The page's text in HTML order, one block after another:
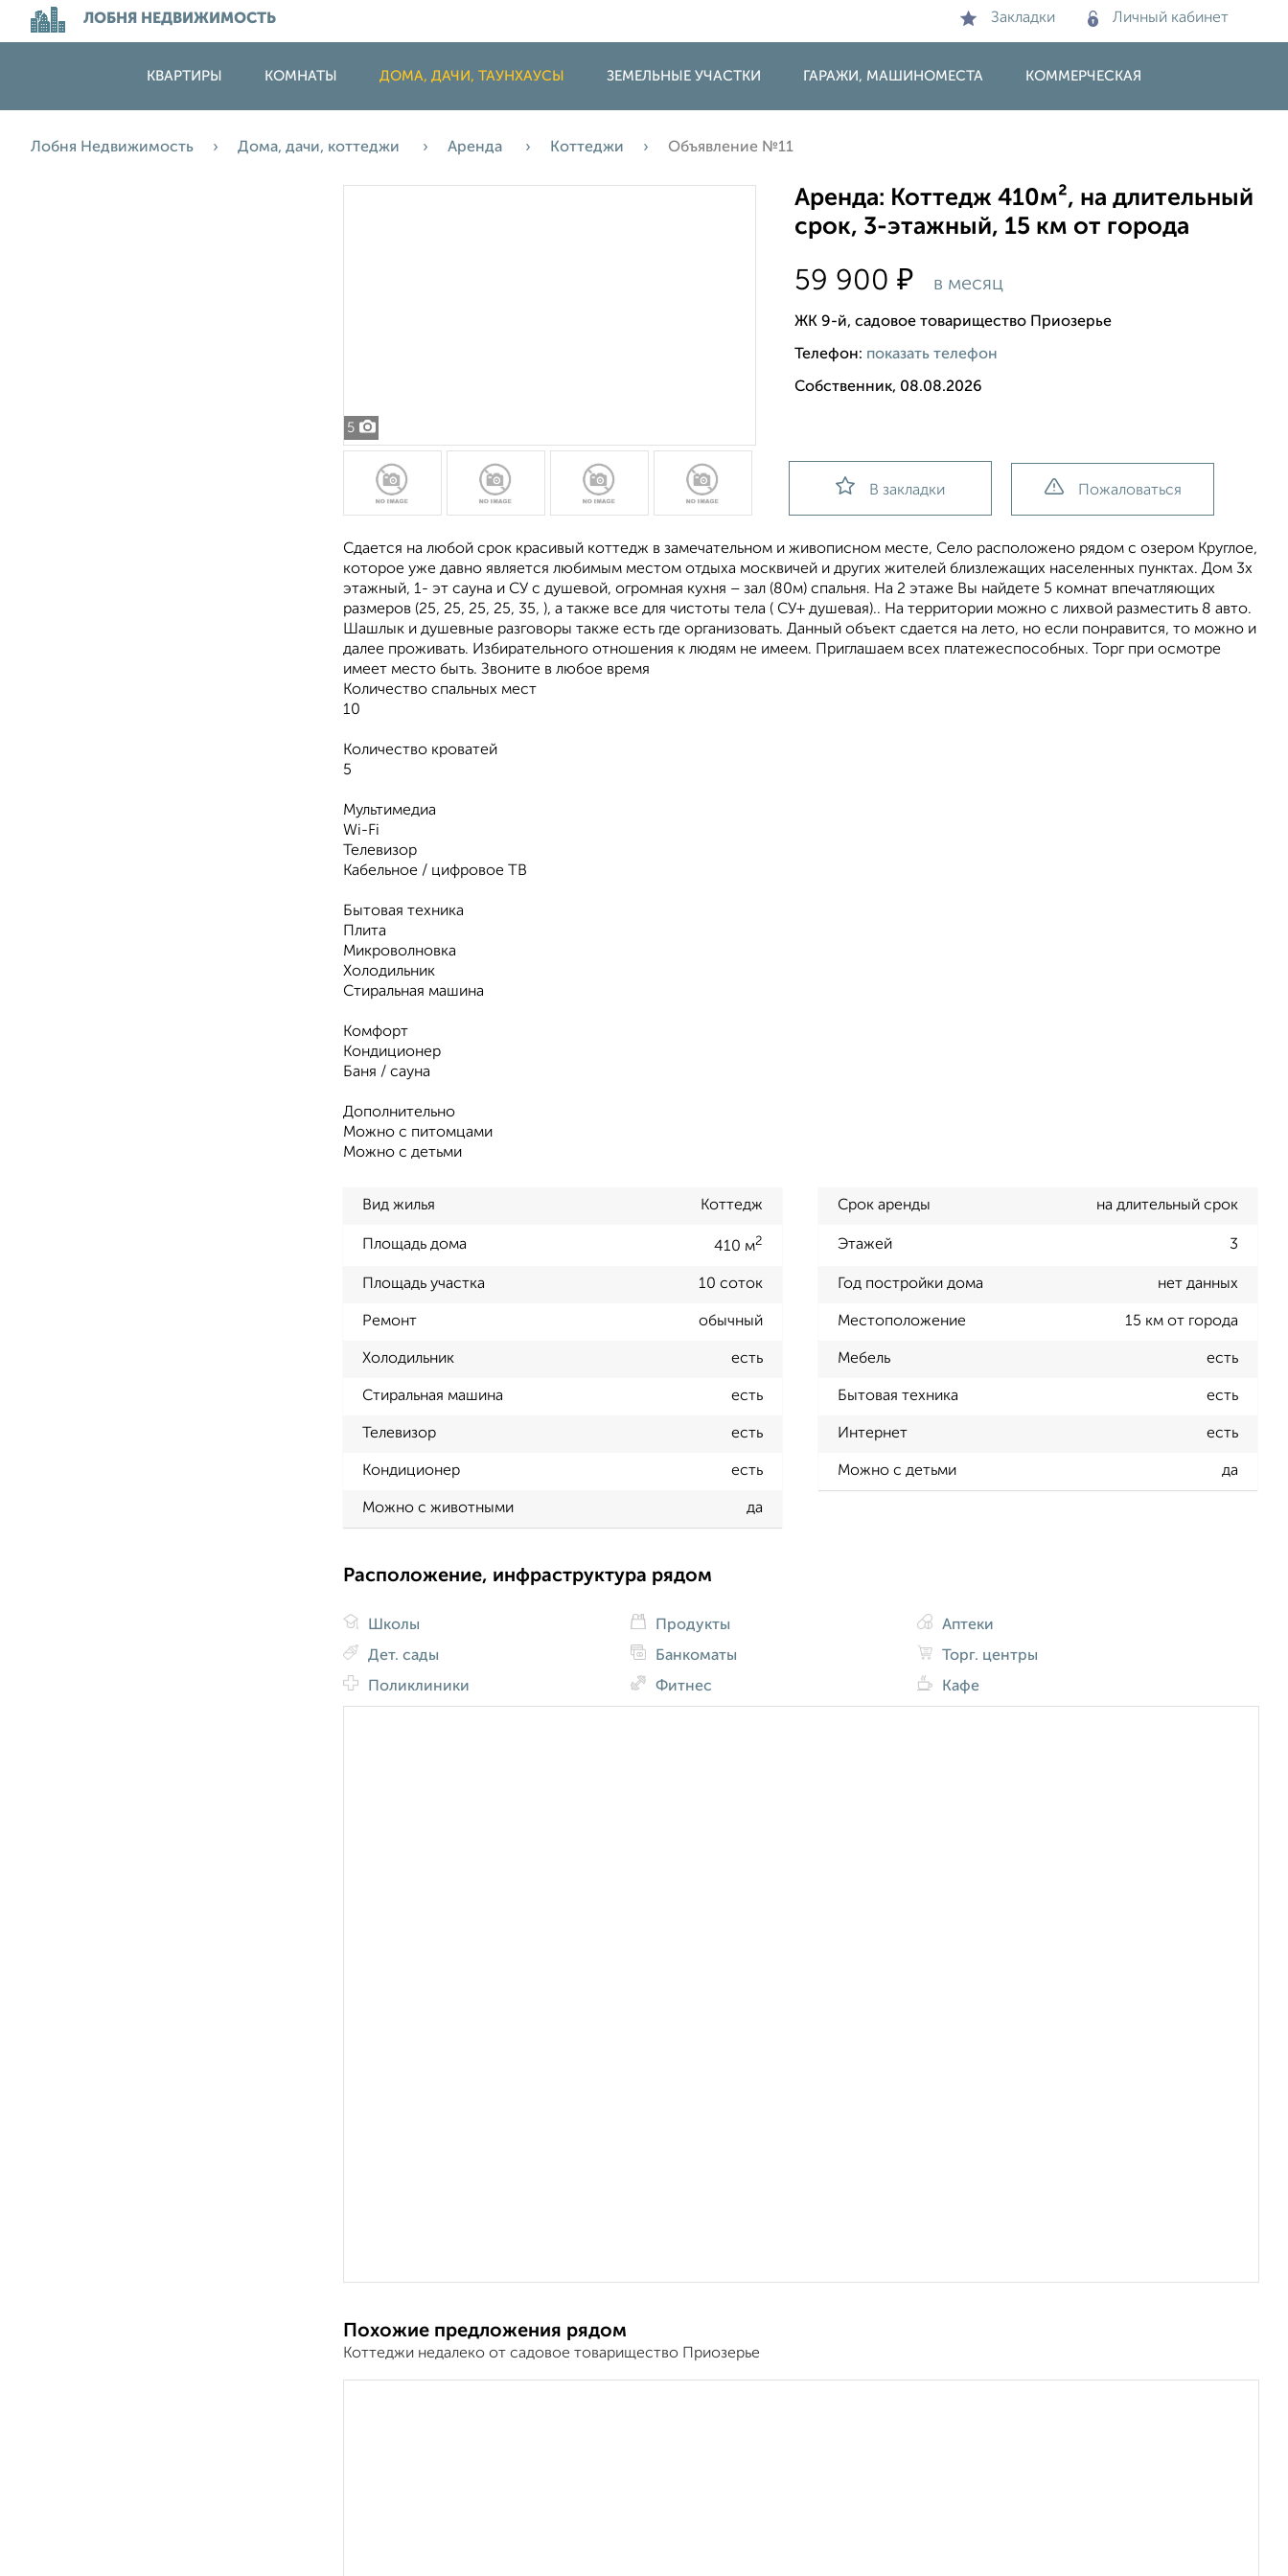
ЛОБНЯ НЕДВИЖИМОСТЬ Закладки Личный кабинет
КВАРТИРЫ КОМНАТЫ ДОМА, ДАЧИ, ТАУНХАУСЫ ЗЕМЕЛЬНЫЕ УЧАСТКИ ГАРАЖИ, МАШИНОМЕСТА КОММЕРЧЕСКАЯ
Лобня Недвижимость Дома, дачи, коттеджи Аренда Коттеджи Объявление №11
5
Аренда: Коттедж 410м², на длительный
срок, 3-этажный, 15 км от города
59 900₽ в месяц
ЖК 9-й, садовое товарищество Приозерье
Телефон: показать телефон
Собственник, 08.08.2026
В закладки Пожаловаться
Сдается на любой срок красивый коттедж в замечательном и живописном месте, Село расположено рядом с озером Круглое,
которое уже давно является любимым местом отдыха москвичей и других жителей близлежащих населенных пунктах. Дом 3х
этажный, 1- эт сауна и СУ с душевой, огромная кухня – зал (80м) спальня. На 2 этаже Вы найдете 5 комнат впечатляющих
размеров (25, 25, 25, 25, 35, ), а также все для чистоты тела ( СУ+ душевая).. На территории можно с лихвой разместить 8 авто.
Шашлык и душевные разговоры также есть где организовать. Данный объект сдается на лето, но если понравится, то можно и
далее проживать. Избирательного отношения к людям не имеем. Приглашаем всех платежеспособных. Торг при осмотре
имеет место быть. Звоните в любое время
Количество спальных мест
10
Количество кроватей
5
Мультимедиа
Wi-Fi
Телевизор
Кабельное / цифровое ТВ
Бытовая техника
Плита
Микроволновка
Холодильник
Стиральная машина
Комфорт
Кондиционер
Баня / сауна
Дополнительно
Можно с питомцами
Можно с детьми
Вид жилья Коттедж Срок аренды на длительный срок
Площадь дома 410 м2 Этажей 3
Площадь участка 10 соток Год постройки дома нет данных
Ремонт обычный Местоположение 15 км от города
Холодильник есть Мебель есть
Стиральная машина есть Бытовая техника есть
Телевизор есть Интернет есть
Кондиционер есть Можно с детьми да
Можно с животными да
Расположение, инфраструктура рядом
Школы
Дет. сады
Поликлиники
Продукты
Банкоматы
Фитнес
Аптеки
Торг. центры
Кафе
Похожие предложения рядом
Коттеджи недалеко от садовое товарищество Приозерье